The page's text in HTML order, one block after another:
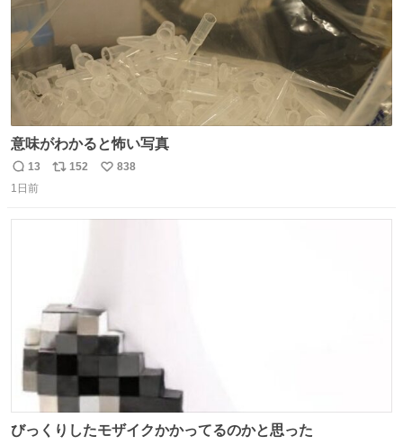
意味がわかると怖い写真
返
信
13
リ
152
い
838
1日前
びっくりしたモザイクかかってるのかと思った